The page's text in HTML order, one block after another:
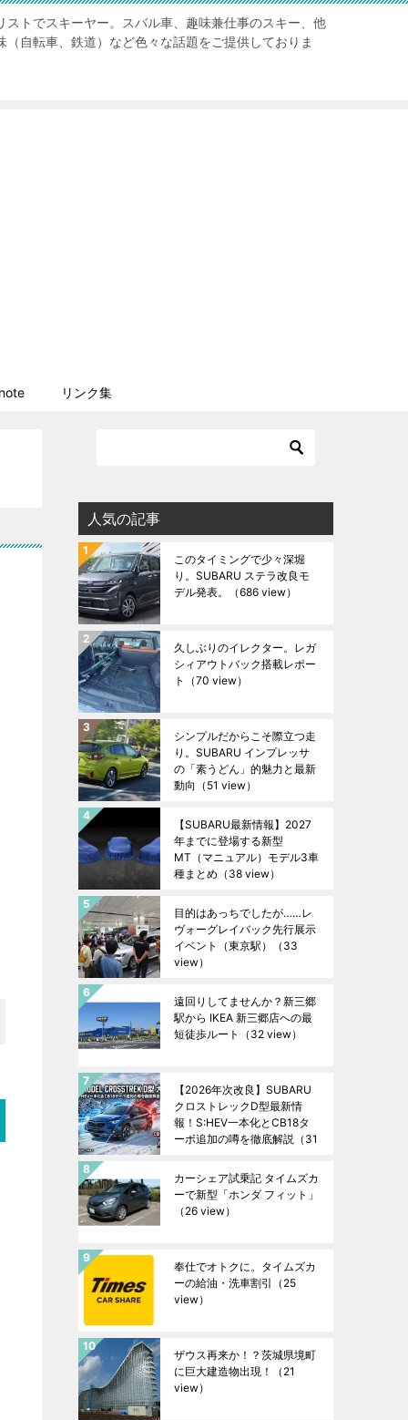
ストでスキーヤー。スバル車、趣味兼仕事のスキー、他
（自転車、鉄道）など色々な話題をご提供しておりま
リンク集
人気の記事
このタイミングで少々深堀
り。SUBARU ステラ改良モ
デル発表。
（686 view）
久しぶりのイレクター。レガ
シィアウトバック搭載レポー
ト
（70 view）
シンプルだからこそ際立つ走
り。SUBARU インプレッサ
の「素うどん」的魅力と最新
動向 （51 view）
【SUBARU最新情報】2027
年までに登場する新型
MT（マニュアル）モデル3車
種まとめ （38 view）
目的はあっちでしたが……レ
ヴォーグレイバック先行展示
イベント（東京駅）
（33
view）
遠回りしてませんか？新三郷
駅から IKEA 新三郷店への最
短徒歩ルート
（32 view）
【2026年次改良】SUBARU
クロストレックD型最新情
報！S:HEV一本化とCB18タ
ーボ追加の噂を徹底解説 （31
カーシェア試乗記 タイムズカ
ーで新型「ホンダ フィット」
（26 view）
奉仕でオトクに。タイムズカ
ーの給油・洗車割引 （25
view）
ザウス再来か！？茨城県境町
に巨大建造物出現！
（21
view）